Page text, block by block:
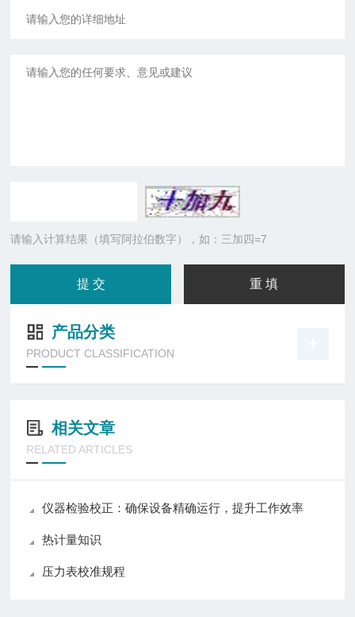
请输入计算结果（填写阿拉伯数字），如：三加四=7
产品分类
PRODUCT CLASSIFICATION
相关文章
RELATED ARTICLES
仪器检验校正：确保设备精确运行，提升工作效率
热计量知识
压力表校准规程